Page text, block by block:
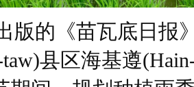
版的《苗瓦底日报
县区海基遵